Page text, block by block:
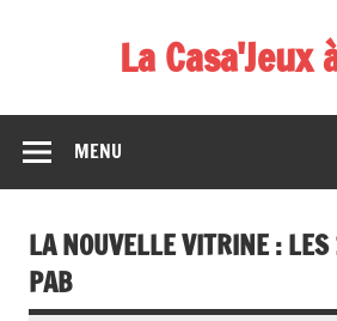
La Casa'Jeux
démos et de
MENU
LA NOUVELLE VITRINE :
PAB